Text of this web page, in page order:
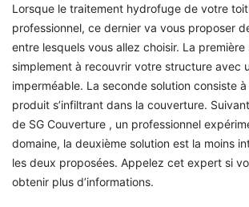
Lorsque le traitement hydrofuge de votre
professionnel, ce dernier va vous proposer
entre lesquels vous allez choisir. La
simplement à recouvrir votre structure avec
imperméable. La seconde solution consiste à
produit s’infiltrant dans la couverture.
de SG Couverture , un professionnel
domaine, la deuxième solution est la moins
les deux proposées. Appelez cet expert si
obtenir plus d’informations.